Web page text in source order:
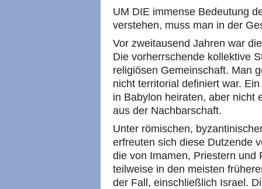
UM DIE immense Bedeutung
verstehen, muss man in der
Vor zweitausend Jahren war
Die vorherrschende kollektive
religiösen Gemeinschaft. Man
nicht territorial definiert war.
in Babylon heiraten, aber nicht
aus der Nachbarschaft.
Unter römischen,
erfreuten sich diese Dutzende
die von Imamen, Priestern und
teilweise in den meisten
der Fall, einschließlich Israel.